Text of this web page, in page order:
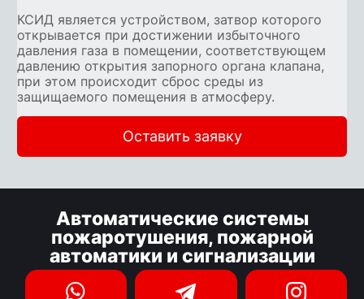
КСИД является устройством, затвор которого
открывается при достижении избыточного
давления газа в помещении, соответствующем
давлению открытия запорного органа клапана,
при этом происходит сброс среды из
защищаемого помещения в атмосферу.
Оставить заявку
Автоматические системы
пожаротушения, пожарной
автоматики и сигнализации